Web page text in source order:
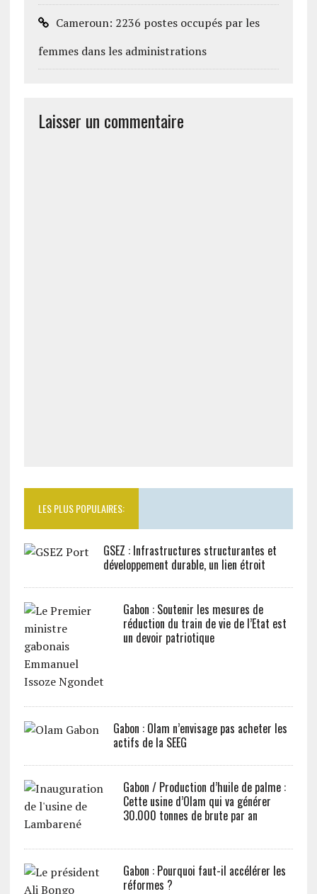
Cameroun: 2236 postes occupés par les
femmes dans les administrations
Laisser un commentaire
LES PLUS POPULAIRES:
GSEZ : Infrastructures structurantes et
développement durable, un lien étroit
Gabon : Soutenir les mesures de
réduction du train de vie de l’Etat est
un devoir patriotique
Gabon : Olam n’envisage pas acheter les
actifs de la SEEG
Gabon / Production d’huile de palme :
Cette usine d’Olam qui va générer
30.000 tonnes de brute par an
Gabon : Pourquoi faut-il accélérer les
réformes ?